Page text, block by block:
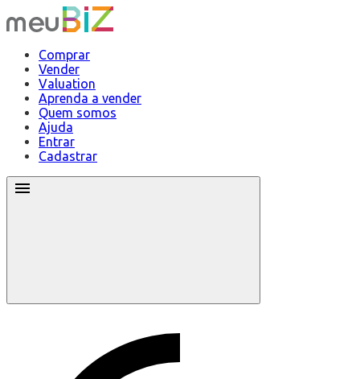
Comprar
Vender
Valuation
Aprenda a vender
Quem somos
Ajuda
Entrar
Cadastrar